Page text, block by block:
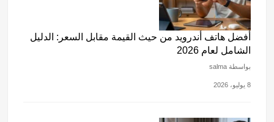
أفضل هاتف أندرويد من حيث القيمة مقابل السعر: الدليل
الشامل لعام 2026
بواسطة salma
8 يوليو، 2026